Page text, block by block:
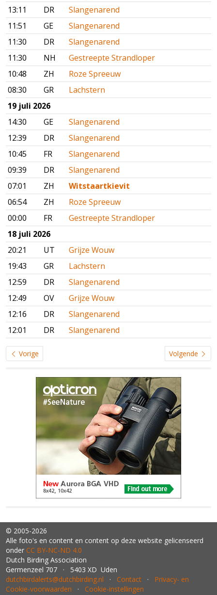
13:11
DR
Slangenarend
11:51
GE
Slangenarend
11:30
DR
Slangenarend
11:30
NH
Gestreepte Strandloper
10:48
ZH
Roze Spreeuw
08:30
GR
Lachstern
19 juli 2026
14:30
GE
Slangenarend
12:39
DR
Slangenarend
10:45
FR
Slangenarend
09:39
DR
Slangenarend
07:01
ZH
Witstaartkievit
06:54
ZH
Roze Spreeuw
00:00
FR
Gestreepte Strandloper
18 juli 2026
20:21
UT
Grijze Wouw
19:43
GR
Lachstern
12:59
DR
Slangenarend
12:49
OV
Grijze Wouw
12:16
DR
Slangenarend
12:01
DR Slangenarend
Vorige Volgende
© 2005-2026
Alle foto's en content en content op deze website gelicenseerd
onder CC BY‑NC‑ND 4.0
Dutch Birding Association
Germenzeel 707 · 5403 XD Uden
dutchbirdalerts@dutchbirding.nl · Contact · Privacy- en
Cookie-voorwaarden · Cookie-instellingen